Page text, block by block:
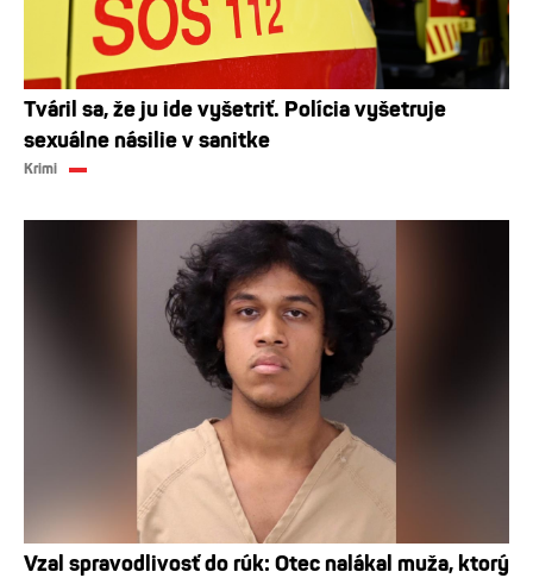
Tváril sa, že ju ide vyšetriť. Polícia vyšetruje
sexuálne násilie v sanitke
Krimi
Vzal spravodlivosť do rúk: Otec nalákal muža, ktorý